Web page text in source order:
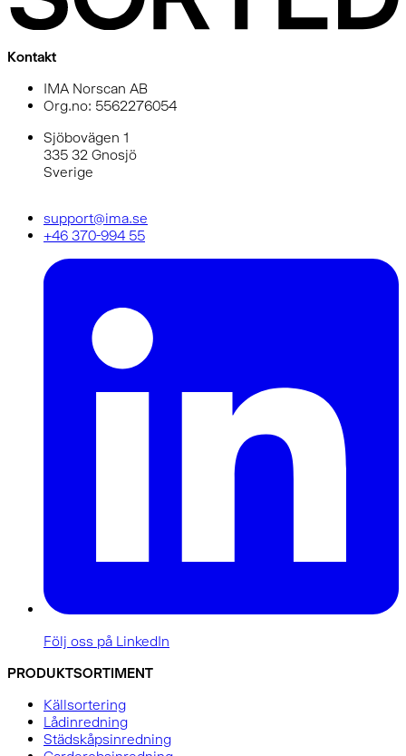
Kontakt
IMA Norscan AB
Org.no: 5562276054
Sjöbovägen 1
335 32 Gnosjö
Sverige
support@ima.se
+46 370-994 55
Följ oss på LinkedIn
PRODUKTSORTIMENT
Källsortering
Lådinredning
Städskåpsinredning